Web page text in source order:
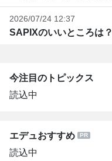
2026/07/24 12:37
SAPIXのいいところは？
今注目のトピックス
読込中
エデュおすすめ
読込中